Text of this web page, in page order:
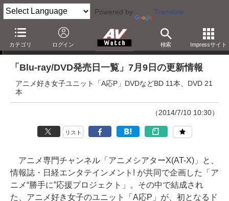
Powered by Translate
カテゴリ ログイン 検索 Impressサイト
「Blu-ray発売日一覧」の更新情報
「Blu-ray/DVD発売日一覧」7月9日の更新情報
アニメ好き女子ユニット「A応P」DVDなどBD 11本、DVD 21
本
（2014/7/10 10:30）
リスト
アニメ専門チャンネル「アニメシアターX(AT-X)」と、
情報誌・日経エンタテインメント! が共同で企画した「ア
ニメ“勝手に”応援プロジェクト」。その中で結成され
た、アニメ好き女子のユニット「A応P」が、初となるド